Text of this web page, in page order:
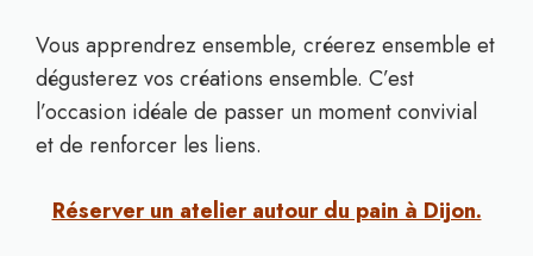
Vous apprendrez ensemble, créerez ensemble et
dégusterez vos créations ensemble. C’est
l’occasion idéale de passer un moment convivial
et de renforcer les liens.
Réserver un atelier autour du pain à Dijon.